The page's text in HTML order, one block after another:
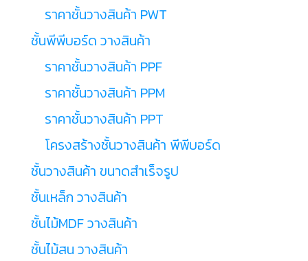
ราคาชั้นวางสินค้า PWT
ชั้นพีพีบอร์ด วางสินค้า
ราคาชั้นวางสินค้า PPF
ราคาชั้นวางสินค้า PPM
ราคาชั้นวางสินค้า PPT
โครงสร้างชั้นวางสินค้า พีพีบอร์ด
ชั้นวางสินค้า ขนาดสำเร็จรูป
ชั้นเหล็ก วางสินค้า
ชั้นไม้MDF วางสินค้า
ชั้นไม้สน วางสินค้า